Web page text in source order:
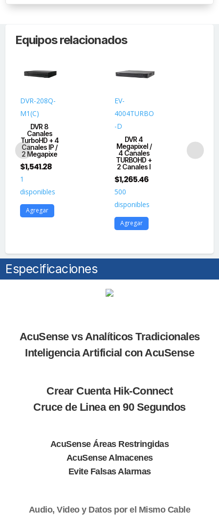
Equipos relacionados
DVR-208Q-
M1(C)
DVR 8
Canales
TurboHD + 4
Canales IP /
2 Megapixe
$1,541.28
1
disponibles
Agregar
EV-
4004TURBO
-D
DVR 4
Megapixel /
4 Canales
TURBOHD +
2 Canales I
$1,265.46
500
disponibles
Agregar
Especificaciones
AcuSense vs Analíticos Tradicionales
Inteligencia Artificial con AcuSense
Crear Cuenta Hik-Connect
Cruce de Linea en 90 Segundos
AcuSense Áreas Restringidas
AcuSense Almacenes
Evite Falsas Alarmas
Audio, Video y Datos por el Mismo Cable